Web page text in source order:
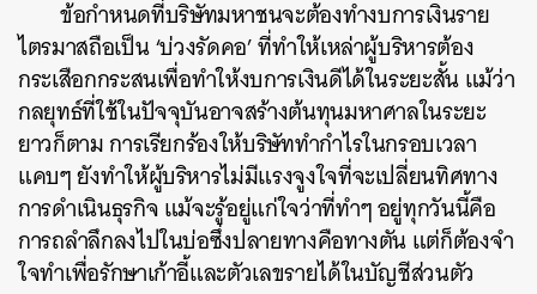
ข้อกำหนดที่บริษัทมหาชนจะต้องทำงบการเงินราย
ไตรมาสถือเป็น ‘บ่วงรัดคอ’ ที่ทำให้เหล่าผู้บริหารต้อง
กระเสือกกระสนเพื่อทำให้งบการเงินดีได้ในระยะสั้นแม้ว่า
กลยุทธ์ที่ใช้ในปัจจุบันอาจสร้างต้นทุนมหาศาลในระยะ
ยาวก็ตาม การเรียกร้องให้บริษัททำกำไรในกรอบเวลา
แคบๆ ยังทำให้ผู้บริหารไม่มีแรงจูงใจที่จะเปลี่ยนทิศทาง
การดำเนินธุรกิจ แม้จะรู้อยู่แก่ใจว่าที่ทำๆ อยู่ทุกวันนี้คือ
การถลำลึกลงไปในบ่อซึ่งปลายทางคือทางตัน แต่ก็ต้องจำ
ใจทำเพื่อรักษาเก้าอี้และตัวเลขรายได้ในบัญชีส่วนตัว